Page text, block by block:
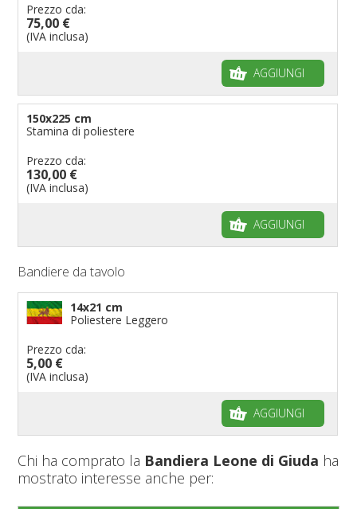
Prezzo cda:
75,00 €
(IVA inclusa)
AGGIUNGI
150x225 cm
Stamina di poliestere
Prezzo cda:
130,00 €
(IVA inclusa)
AGGIUNGI
Bandiere da tavolo
14x21 cm
Poliestere Leggero
Prezzo cda:
5,00 €
(IVA inclusa)
AGGIUNGI
Chi ha comprato la Bandiera Leone di Giuda ha
mostrato interesse anche per: